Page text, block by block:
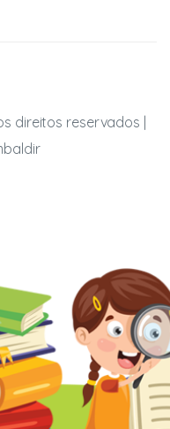
direitos reservados |